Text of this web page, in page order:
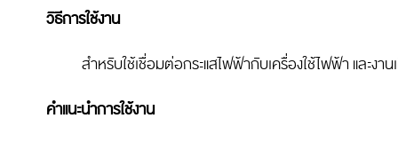
วิธีการใช้งาน
สำหรับใช้เชื่อมต่อกระแสไฟฟ้ากับเครื่องใช้ไฟฟ้า และงา
คำแนะนำการใช้งาน